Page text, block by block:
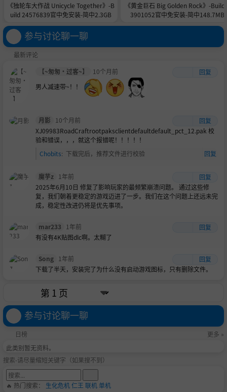
《独轮车大作战 Unicycle Together》-B
uild 24576839官中免安装-简中2.3GB
《黄金巨石 Big Golden Rock》-Build
3901052官中免安装-简中148.7MB
参与讨论聊一聊
最新评论
【~匆匆·过客~】
10个月前
回复
男人减速带~！！
月影 10个月前
回复
XJ09983RoadCraftrootpaksclientdefaultdefault_pct_12.pak 校
验和错误，，，就这个报错呢！！！！！
Chobits: 下载完后，推荐文件进行校验 回复
魔芋z 1年前
回复
2025年6月10日 修复了影响玩家的最频繁崩溃问题。 通过这些修
复，我们朝着更稳定的游戏迈进了一步。我们在这个问题上还远未完
成，稳定性改进仍将是优先事项。
mar233 1年前
回复
有没有4K贴图dlc啊。太糊了
Song 1年前
回复
下载了半天，安装完了为什么没有启动游戏图标，只有删除文件。
参与讨论聊一聊
日榜
更多 »
此类别暂无资料。
搜索-请尽量缩短关键字（如果搜不到）
🔥 热门搜索： 生化危机仁王 联机单机